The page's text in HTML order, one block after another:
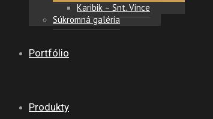
Karibik – Snt. Vince
Súkromná galéria
Portfólio
Produkty